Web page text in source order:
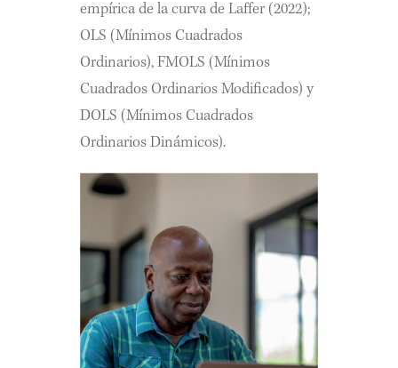
empírica de la curva de Laffer (2022);
OLS (Mínimos Cuadrados
Ordinarios), FMOLS (Mínimos
Cuadrados Ordinarios Modificados) y
DOLS (Mínimos Cuadrados
Ordinarios Dinámicos).